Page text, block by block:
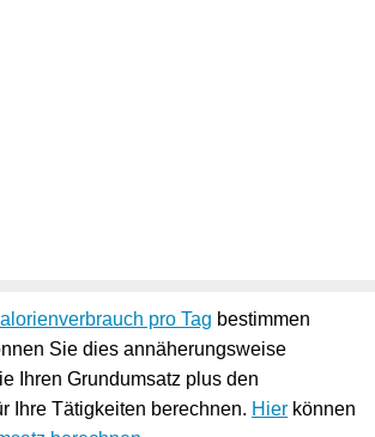
pro Tag bestimmen
Sie dies annäherungsweise
Ihren Grundumsatz plus den
Ihre Tätigkeiten berechnen. Hier können